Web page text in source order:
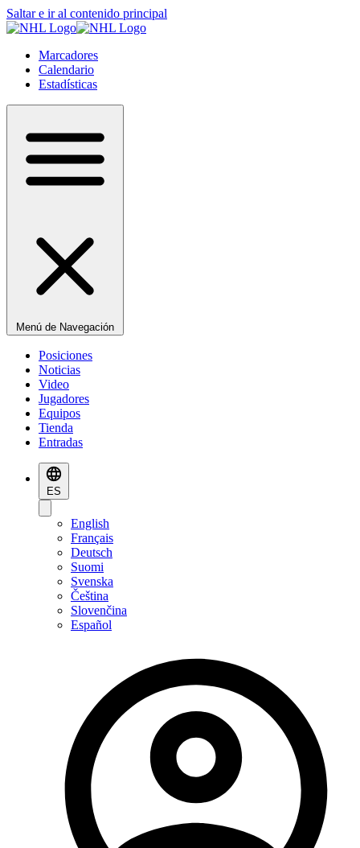
Saltar e ir al contenido principal
Marcadores
Calendario
Estadísticas
Menú de Navegación
Posiciones
Noticias
Video
Jugadores
Equipos
Tienda
Entradas
ES
English
Français
Deutsch
Suomi
Svenska
Čeština
Slovenčina
Español